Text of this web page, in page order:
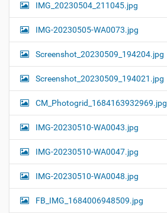
IMG_20230504_211045.jpg
IMG-20230505-WA0073.jpg
Screenshot_20230509_194204.jpg
Screenshot_20230509_194021.jpg
CM_Photogrid_1684163932969.jpg
IMG-20230510-WA0043.jpg
IMG-20230510-WA0047.jpg
IMG-20230510-WA0048.jpg
FB_IMG_1684006948509.jpg